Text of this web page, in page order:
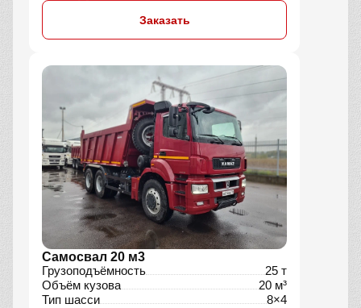
Заказать
Самосвал 20 м3
Грузоподъёмность
25 т
Объём кузова
20 м³
Тип шасси
8×4